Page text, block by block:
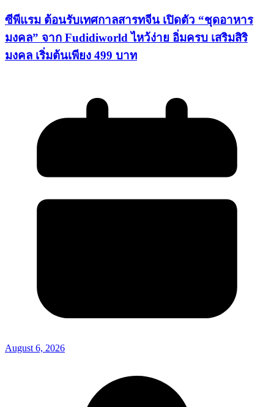
ซีพีแรม ต้อนรับเทศกาลสารทจีน เปิดตัว “ชุดอาหาร
มงคล” จาก Fudidiworld ไหว้ง่าย อิ่มครบ เสริมสิริ
มงคล เริ่มต้นเพียง 499 บาท
August 6, 2026